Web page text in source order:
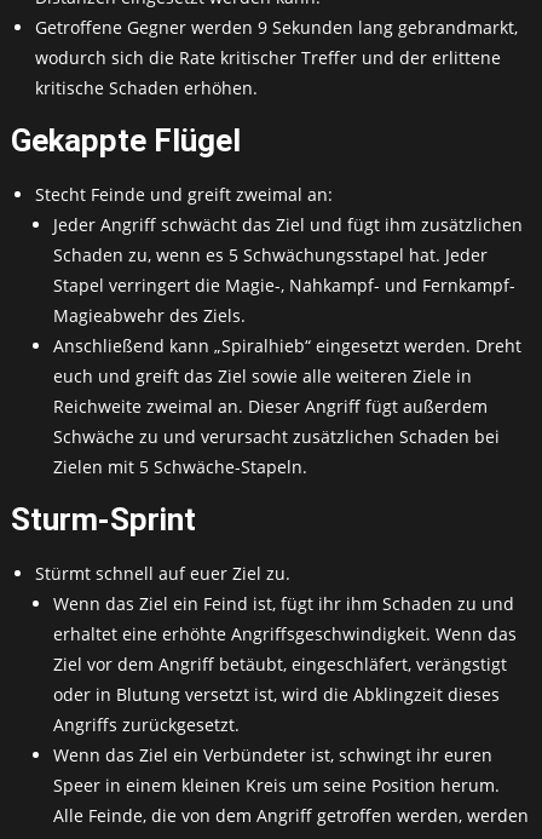
Getroffene Gegner werden 9 Sekunden lang gebrandmarkt,
wodurch sich die Rate kritischer Treffer und der erlittene
kritische Schaden erhöhen.
Gekappte Flügel
Stecht Feinde und greift zweimal an:
Jeder Angriff schwächt das Ziel und fügt ihm zusätzlichen
Schaden zu, wenn es 5 Schwächungsstapel hat. Jeder
Stapel verringert die Magie-, Nahkampf- und Fernkampf-
Magieabwehr des Ziels.
Anschließend kann „Spiralhieb“ eingesetzt werden. Dreht
euch und greift das Ziel sowie alle weiteren Ziele in
Reichweite zweimal an. Dieser Angriff fügt außerdem
Schwäche zu und verursacht zusätzlichen Schaden bei
Zielen mit 5 Schwäche-Stapeln.
Sturm-Sprint
Stürmt schnell auf euer Ziel zu.
Wenn das Ziel ein Feind ist, fügt ihr ihm Schaden zu und
erhaltet eine erhöhte Angriffsgeschwindigkeit. Wenn das
Ziel vor dem Angriff betäubt, eingeschläfert, verängstigt
oder in Blutung versetzt ist, wird die Abklingzeit dieses
Angriffs zurückgesetzt.
Wenn das Ziel ein Verbündeter ist, schwingt ihr euren
Speer in einem kleinen Kreis um seine Position herum.
Alle Feinde, die von dem Angriff getroffen werden, werden